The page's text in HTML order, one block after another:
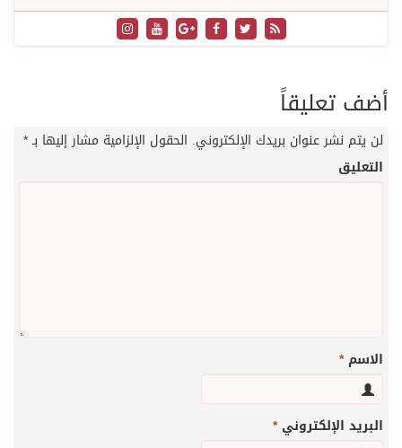
أضف تعليقاً
لن يتم نشر عنوان بريدك الإلكتروني. الحقول الإلزامية مشار إليها بـ*
التعليق
الاسم*
البريد الإلكتروني*